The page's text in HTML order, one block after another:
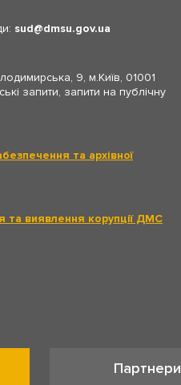
sud dmsu.gov.ua
9, м.Київ, 01001
запити, запити на публічну
та архівної
та виявлення корупції ДМС
Партнери